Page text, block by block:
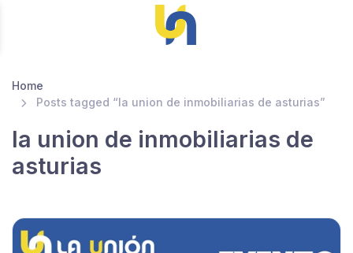
Home
Posts tagged “la union de inmobiliarias de asturias”
la union de inmobiliarias de
asturias